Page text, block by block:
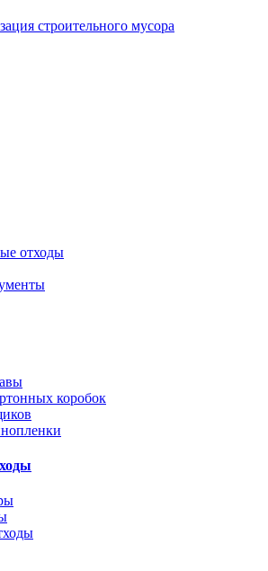
строительного мусора
отходы
коробок